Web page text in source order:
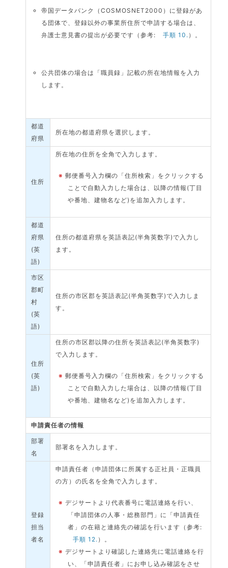
帝国データバンク（COSMOSNET2000）に登録があ
る団体で、登録以外の事業所住所で申請する場合は、
弁護士意見書の提出が必要です（参考:
手順 10. ）。
公共団体の場合は「職員録」記載の所在地情報を入力
します。
都道
府県
所在地の都道府県を選択します。
住所
所在地の住所を全角で入力します。
※郵便番号入力欄の「住所検索」をクリックする
ことで自動入力した場合は、以降の情報(丁目
や番地、建物名など)を追加入力します。
都道
府県
(英
語)
住所の都道府県を英語表記(半角英数字)で入力し
ます。
市区
郡町
村
(英
語)
住所の市区郡を英語表記(半角英数字)で入力しま
す。
住所
(英
語)
住所の市区郡以降の住所を英語表記(半角英数字)
で入力します。
※郵便番号入力欄の「住所検索」をクリックする
ことで自動入力した場合は、以降の情報(丁目
や番地、建物名など)を追加入力します。
申請責任者の情報
部署
名
部署名を入力します。
登録
担当
者名
申請責任者（申請団体に所属する正社員・正職員
の方）の氏名を全角で入力します。
※デジサートより代表番号に電話連絡を行い、
「申請団体の人事・総務部門」に「申請責任
者」の在籍と連絡先の確認を行います（参考:
手順 12. ）。
※デジサートより確認した連絡先に電話連絡を行
い、「申請責任者」にお申し込み確認をさせ